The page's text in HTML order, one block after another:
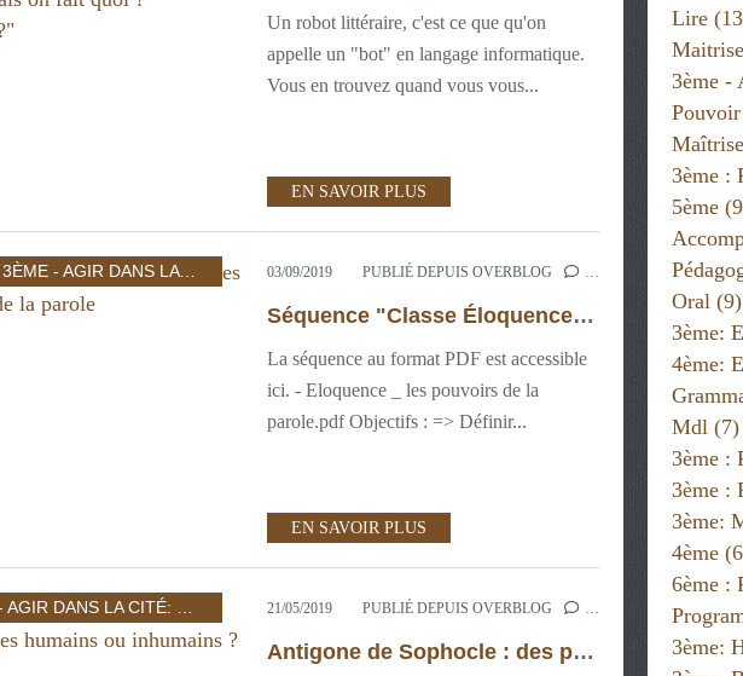
Un robot littéraire, c'est ce que qu'on
appelle un "bot" en langage informatique.
Vous en trouvez quand vous vous...
EN SAVOIR PLUS
3ÈME - AGIR DANS LA CITÉ: INDIVIDU ET POUVOIR ,3ÈME : PROJETS NUMÉRIQUES,
03/09/2019 PUBLIÉ DEPUIS OVERBLOG …
Séquence "Classe Éloquence" : Les pouvoirs de la parole
La séquence au format PDF est accessible
ici. - Eloquence _ les pouvoirs de la
parole.pdf Objectifs : => Définir...
EN SAVOIR PLUS
3ÈME - AGIR DANS LA CITÉ: INDIVIDU ET POUVOIR ,3ÈME : PROJETS NUMÉRIQUES ,3ÈME: MDL
21/05/2019 PUBLIÉ DEPUIS OVERBLOG …
Antigone de Sophocle : des personnages humains ou inhumains ?
Lire
3ème -
Pouvoir
3ème :
5ème
Oral (9)
3ème:
4ème:
Mdl (7)
3ème :
3ème :
3ème:
4ème
6ème :
3ème: